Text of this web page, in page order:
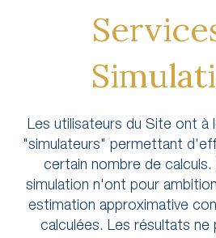
Les utilisateurs du Site ont à
"simulateurs" permettant
certain nombre de
simulation n'ont pour
estimation approximative
calculées. Les résultats ne